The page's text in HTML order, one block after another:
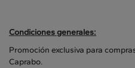
Condiciones generales:
Promoción exclusiva para
Caprabo.